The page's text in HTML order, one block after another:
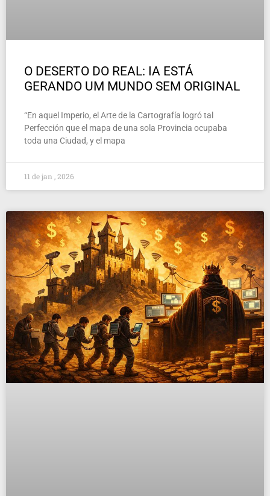
O DESERTO DO REAL: IA ESTÁ
GERANDO UM MUNDO SEM ORIGINAL
“En aquel Imperio, el Arte de la Cartografía logró tal
Perfección que el mapa de una sola Provincia ocupaba
toda una Ciudad, y el mapa
11 de jan , 2026